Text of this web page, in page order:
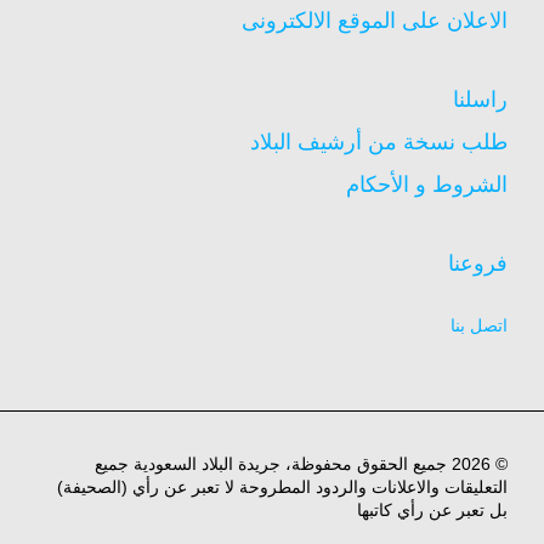
الاعلان على الموقع الالكترونى
راسلنا
طلب نسخة من أرشيف البلاد
الشروط و الأحكام
فروعنا
اتصل بنا
© 2026 جميع الحقوق محفوظة، جريدة البلاد السعودية جميع
التعليقات والاعلانات والردود المطروحة لا تعبر عن رأي (الصحيفة)
بل تعبر عن رأي كاتبها